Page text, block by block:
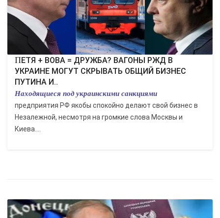
ПЕТЯ + ВОВА = ДРУЖБА? ВАГОНЫ РЖД В
УКРАИНЕ МОГУТ СКРЫВАТЬ ОБЩИЙ БИЗНЕС
ПУТИНА И..
Находящиеся под украинскими санкциями
предприятия РФ якобы спокойно делают свой бизнес в
Незалежной, несмотря на громкие слова Москвы и
Киева....